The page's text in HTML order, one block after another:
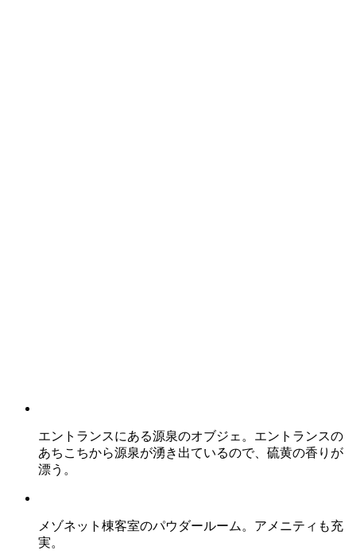
エントランスにある源泉のオブジェ。エントランスの
あちこちから源泉が湧き出ているので、硫黄の香りが
漂う。
メゾネット棟客室のパウダールーム。アメニティも充
実。